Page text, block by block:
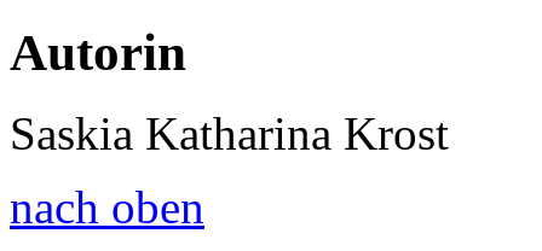
Autorin
Saskia Katharina Krost
nach oben